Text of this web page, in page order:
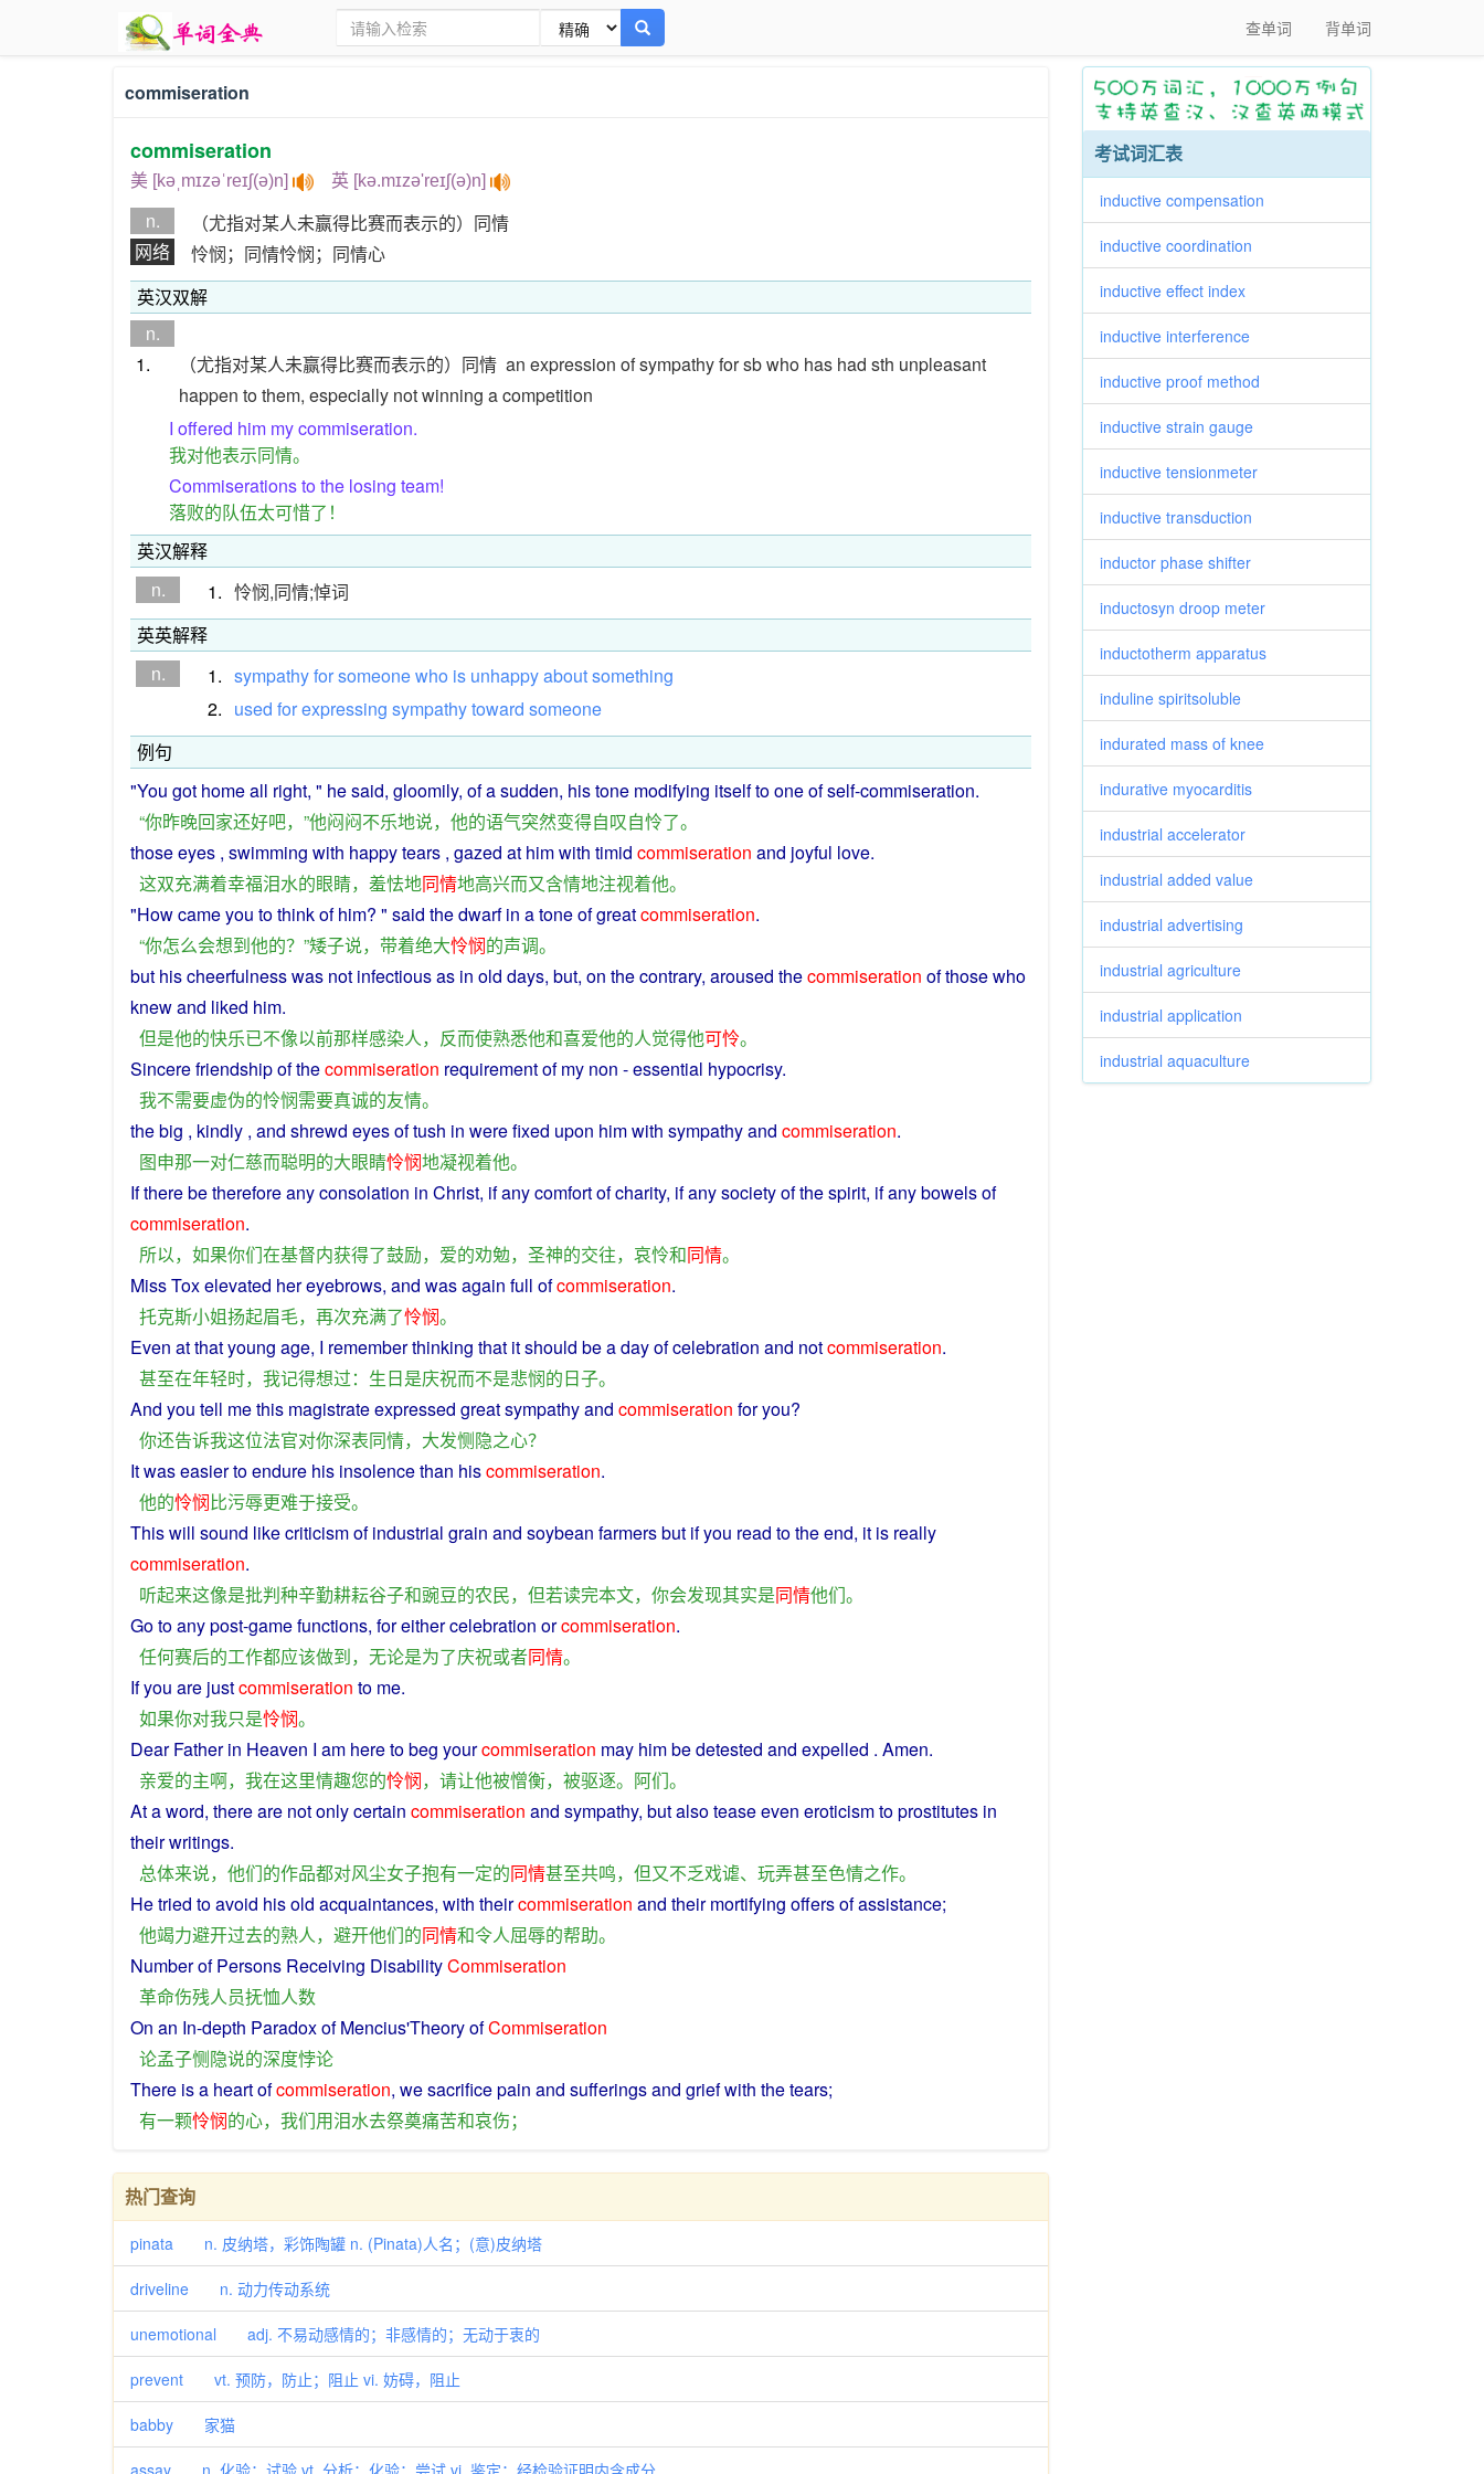
查单词 背单词
commiseration
commiseration
美 [kəˌmɪzəˈreɪʃ(ə)n] 英 [kə.mɪzə'reɪʃ(ə)n]
n.
（尤指对某人未赢得比赛而表示的）同情
网络
怜悯；同情怜悯；同情心
英汉双解
n.
1.
（尤指对某人未赢得比赛而表示的）同情 an expression of sympathy for sb who has had sth unpleasant
happen to them, especially not winning a competition
I offered him my commiseration.
我对他表示同情。
Commiserations to the losing team!
落败的队伍太可惜了！
英汉解释
n.
1. 怜悯,同情;悼词
英英解释
n.
1. sympathyforsomeonewho is unhappyaboutsomething
2. used forexpressing sympathytoward someone
例句
"You got homeall right, " hesaid, gloomily, ofasudden, histone modifying itselfto one of self-commiseration.
“你昨晚回家还好吧，”他闷闷不乐地说， 他的语气突然变得自叹自怜了。
thoseeyes , swimming with happytears , gazed at himwith timid commiseration and joyful love.
这双充满着幸福泪水的眼睛， 羞怯地同情地高兴而又含情地注视着他。
"Howcameyou tothinkof him? " said thedwarfin atoneofgreatcommiseration.
“你怎么会想到他的？”矮子说， 带着绝大怜悯的声调。
but hischeerfulnesswas not infectiousas in old days, but, on thecontrary, aroused thecommiseration ofthosewho
knewand liked him.
但是他的快乐已不像以前那样感染人， 反而使熟悉他和喜爱他的人觉得他可怜。
Sincerefriendshipof thecommiseration requirementofmy non -essential hypocrisy.
我不需要虚伪的怜悯需要真诚的友情。
thebig , kindly , and shrewd eyesoftush in were fixed upon himwith sympathyand commiseration.
图申那一对仁慈而聪明的大眼睛怜悯地凝视着他。
Ifthere bethereforeany consolation in Christ, ifany comfortofcharity, ifanysocietyof thespirit, if any bowels of
commiseration.
所以， 如果你们在基督内获得了鼓励， 爱的劝勉， 圣神的交往， 哀怜和同情。
MissTox elevated hereyebrows, and wasagain full ofcommiseration.
托克斯小姐扬起眉毛， 再次充满了怜悯。
Even atthatyoung age, I rememberthinking that it should beadayofcelebration and notcommiseration.
甚至在年轻时， 我记得想过： 生日是庆祝而不是悲悯的日子。
And you tell methis magistrateexpressed greatsympathyand commiseration foryou?
你还告诉我这位法官对你深表同情， 大发恻隐之心？
It waseasiertoendure his insolencethan hiscommiseration.
他的怜悯比污辱更难于接受。
Thiswill sound likecriticismof industrial grain and soybean farmersbut ifyou read totheend, it is really
commiseration.
听起来这像是批判种辛勤耕耘谷子和豌豆的农民， 但若读完本文， 你会发现其实是同情他们。
Gotoanypost-gamefunctions, foreithercelebration orcommiseration.
任何赛后的工作都应该做到， 无论是为了庆祝或者同情。
Ifyou are justcommiseration to me.
如果你对我只是怜悯。
DearFatherin Heaven I am heretobeg yourcommiseration may himbedetested and expelled . Amen.
亲爱的主啊， 我在这里情趣您的怜悯， 请让他被憎衡， 被驱逐。 阿们。
At aword, thereare notonlycertain commiseration and sympathy, butalsoteaseeven eroticismtoprostitutes in
theirwritings.
总体来说， 他们的作品都对风尘女子抱有一定的同情甚至共鸣， 但又不乏戏谑、 玩弄甚至色情之作。
Hetried toavoid hisold acquaintances, with theircommiseration and theirmortifying offersofassistance;
他竭力避开过去的熟人， 避开他们的同情和令人屈辱的帮助。
NumberofPersons Receiving DisabilityCommiseration
革命伤残人员抚恤人数
On an In-depth ParadoxofMencius'TheoryofCommiseration
论孟子恻隐说的深度悖论
There isa heartofcommiseration, wesacrificepain and sufferingsand griefwith thetears;
有一颗怜悯的心， 我们用泪水去祭奠痛苦和哀伤；
热门查询
pinata n. 皮纳塔，彩饰陶罐 n. (Pinata)人名；(意)皮纳塔
driveline n. 动力传动系统
unemotional adj. 不易动感情的；非感情的；无动于衷的
prevent vt. 预防，防止；阻止 vi. 妨碍，阻止
babby 家猫
assay n. 化验；试验 vt. 分析；化验；尝试 vi. 鉴定；经检验证明内含成分
考试词汇表
inductive compensation
inductive coordination
inductive effect index
inductive interference
inductive proof method
inductive strain gauge
inductive tensionmeter
inductive transduction
inductor phase shifter
inductosyn droop meter
inductotherm apparatus
induline spiritsoluble
indurated mass of knee
indurative myocarditis
industrial accelerator
industrial added value
industrial advertising
industrial agriculture
industrial application
industrial aquaculture